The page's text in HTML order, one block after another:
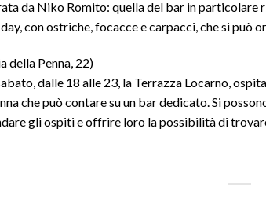
da Niko Romito: quella del bar in particolare
con ostriche, focacce e carpacci, che si può
della Penna, 22)
dalle 18 alle 23, la Terrazza Locarno,
che può contare su un bar dedicato. Si
gli ospiti e offrire loro la possibilità di